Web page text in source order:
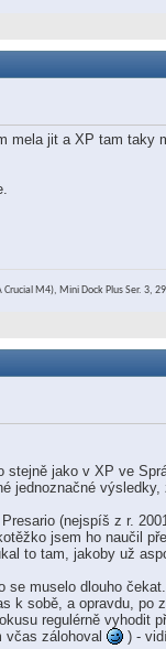
mela jit a XP tam taky
M4), Mini Dock Plus Ser. 3,
jako v XP ve
jednoznačné
(nejspíš z r.
jsem ho naučil
to tam, jakoby už
muselo dlouho
k sobě, a opravdu,
regulérně
včas zálohoval
) -